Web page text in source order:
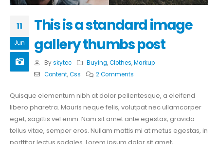
11
Jun
This is a standard image
gallery thumbs post
By skytec Buying,Clothes,Markup
Content,Css 2 Comments
Quisque elementum nibh at dolor pellentesque, a eleifend
libero pharetra. Mauris neque felis, volutpat nec ullamcorper
eget, sagittis vel enim. Nam sit amet ante egestas, gravida
tellus vitae, semper eros. Nullam mattis mi at metus egestas, in